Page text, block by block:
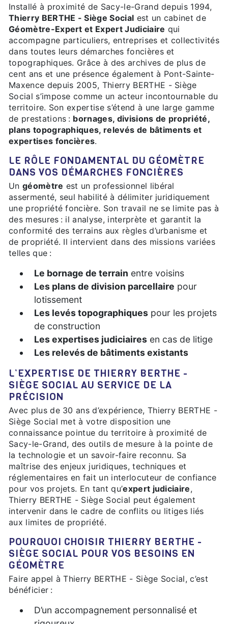
Installé à proximité de Sacy-le-Grand depuis 1994,
Thierry BERTHE - Siège Social est un cabinet de
Géomètre-Expert et Expert Judiciaire qui
accompagne particuliers, entreprises et collectivités
dans toutes leurs démarches foncières et
topographiques. Grâce à des archives de plus de
cent ans et une présence également à Pont-Sainte-
Maxence depuis 2005, Thierry BERTHE - Siège
Social s’impose comme un acteur incontournable du
territoire. Son expertise s’étend à une large gamme
de prestations : bornages, divisions de propriété,
plans topographiques, relevés de bâtiments et
expertises foncières.
LE RÔLE FONDAMENTAL DU GÉOMÈTRE
DANS VOS DÉMARCHES FONCIÈRES
Un géomètre est un professionnel libéral
assermenté, seul habilité à délimiter juridiquement
une propriété foncière. Son travail ne se limite pas à
des mesures : il analyse, interprète et garantit la
conformité des terrains aux règles d’urbanisme et
de propriété. Il intervient dans des missions variées
telles que :
Le bornage de terrain entre voisins
Les plans de division parcellaire pour
lotissement
Les levés topographiques pour les projets
de construction
Les expertises judiciaires en cas de litige
Les relevés de bâtiments existants
L’EXPERTISE DE THIERRY BERTHE -
SIÈGE SOCIAL AU SERVICE DE LA
PRÉCISION
Avec plus de 30 ans d’expérience, Thierry BERTHE -
Siège Social met à votre disposition une
connaissance pointue du territoire à proximité de
Sacy-le-Grand, des outils de mesure à la pointe de
la technologie et un savoir-faire reconnu. Sa
maîtrise des enjeux juridiques, techniques et
réglementaires en fait un interlocuteur de confiance
pour vos projets. En tant qu’expert judiciaire,
Thierry BERTHE - Siège Social peut également
intervenir dans le cadre de conflits ou litiges liés
aux limites de propriété.
POURQUOI CHOISIR THIERRY BERTHE -
SIÈGE SOCIAL POUR VOS BESOINS EN
GÉOMÈTRE
Faire appel à Thierry BERTHE - Siège Social, c’est
bénéficier :
D’un accompagnement personnalisé et